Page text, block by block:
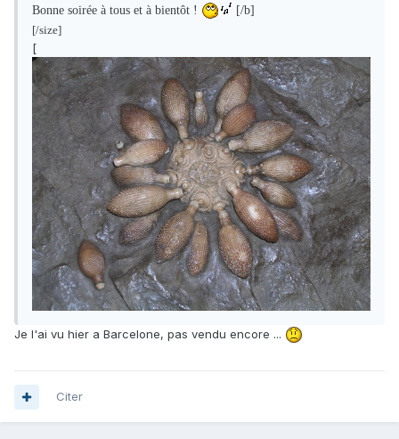
Bonne soirée à tous et à bientôt !
[/b]
[/size]
[
Je l'ai vu hier a Barcelone, pas vendu encore ...
Citer